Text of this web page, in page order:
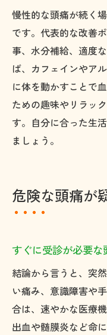
慢性的な頭痛が続く
です。代表的な改善
事、水分補給、適度
ば、カフェインやア
に体を動かすことで
ための趣味やリラッ
す。自分に合った生
ましょう。
危険な頭痛が
すぐに受診が必要な
結論から言うと、突
い痛み、意識障害や
合は、速やかな医療
出血や髄膜炎など命